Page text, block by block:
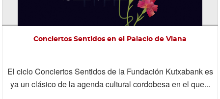
Conciertos Sentidos en el Palacio de Viana
El ciclo Conciertos Sentidos de la Fundación Kutxabank es
ya un clásico de la agenda cultural cordobesa en el que...